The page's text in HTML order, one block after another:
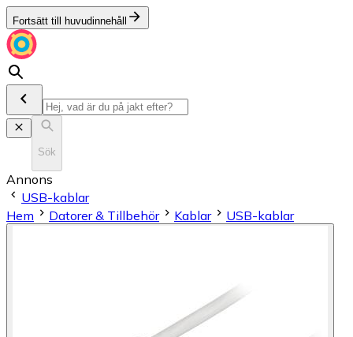
Fortsätt till huvudinnehåll
Sök
Annons
USB-kablar
Hem
Datorer & Tillbehör Kablar USB-kablar